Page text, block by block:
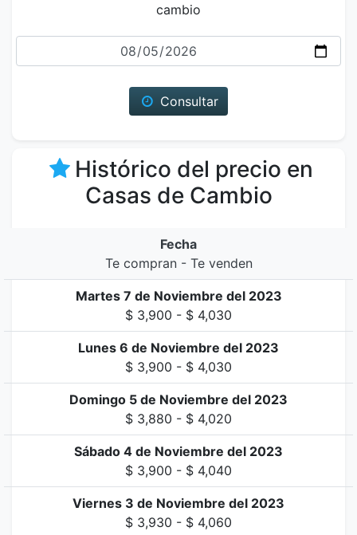
cambio
Fecha
Consultar
Histórico del precio en
Casas de Cambio
Fecha
Te compran - Te venden
Martes 7 de Noviembre del 2023
$ 3,900 - $ 4,030
Lunes 6 de Noviembre del 2023
$ 3,900 - $ 4,030
Domingo 5 de Noviembre del 2023
$ 3,880 - $ 4,020
Sábado 4 de Noviembre del 2023
$ 3,900 - $ 4,040
Viernes 3 de Noviembre del 2023
$ 3,930 - $ 4,060